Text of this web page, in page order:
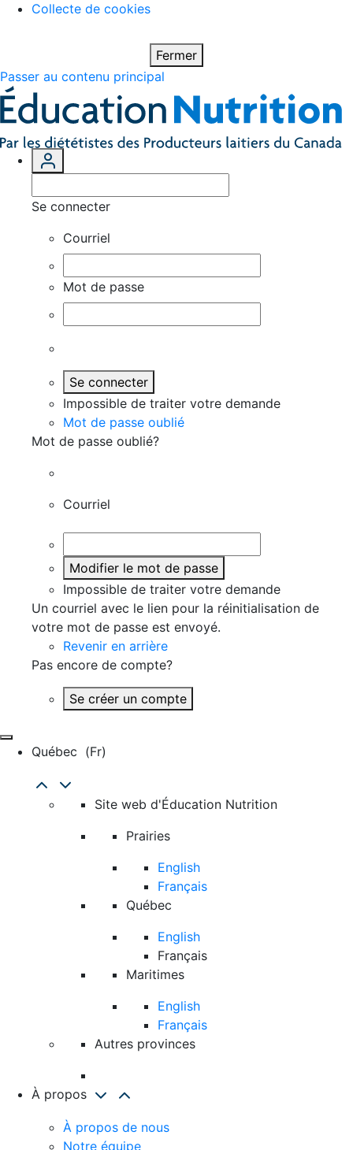
Collecte de cookies
Fermer
Passer au contenu principal
Se connecter
Courriel
Mot de passe
Se connecter
Impossible de traiter votre demande
Mot de passe oublié
Mot de passe oublié?
Courriel
Modifier le mot de passe
Impossible de traiter votre demande
Un courriel avec le lien pour la réinitialisation de
votre mot de passe est envoyé.
Revenir en arrière
Pas encore de compte?
Se créer un compte
Québec (fr)
Site web d'Éducation Nutrition
Prairies
English
Français
Québec
English
Français
Maritimes
English
Français
Autres provinces
À propos
À propos de nous
Notre équipe